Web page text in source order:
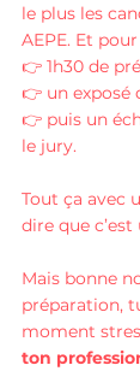
le plus les
AEPE. Et
👉 1h30 de
👉 un exposé
👉 puis un
le jury.
Tout ça avec
dire que
Mais bonne
préparation,
moment
ton